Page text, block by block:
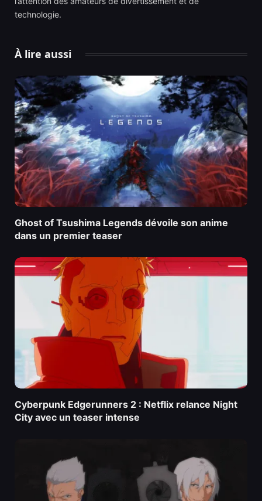
technologie.
À lire aussi
Ghost of Tsushima Legends dévoile son anime
dans un premier teaser
Cyberpunk Edgerunners 2 : Netflix relance Night
City avec un teaser intense